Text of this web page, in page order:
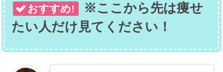
おすすめ!
※ここから先は痩せ
たい人だけ見てください！